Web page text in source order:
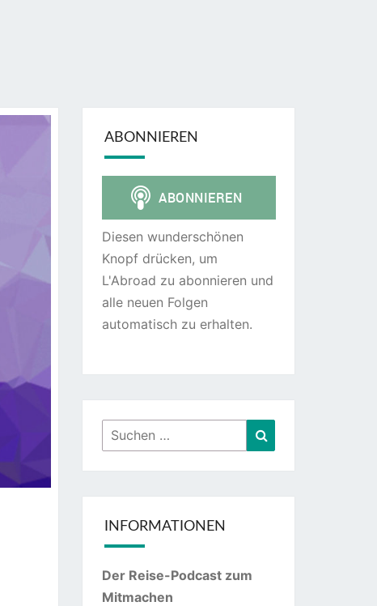
ABONNIEREN
Diesen wunderschönen
Knopf drücken, um
L'Abroad zu abonnieren und
alle neuen Folgen
automatisch zu erhalten.
Suchen
nach:
INFORMATIONEN
Der Reise-Podcast zum
Mitmachen